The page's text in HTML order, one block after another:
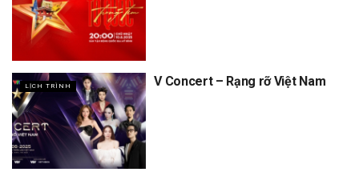
LỊCH TRÌNH V Concert – Rạng rỡ Việt Nam